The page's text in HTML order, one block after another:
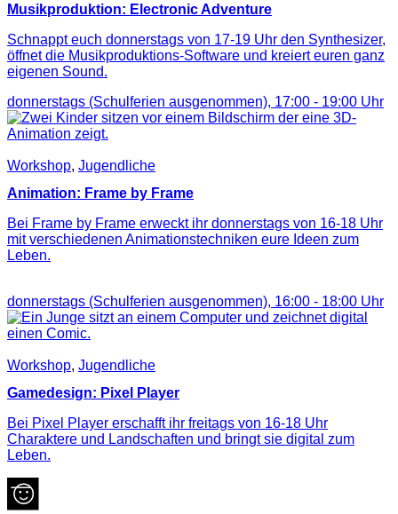
Musikproduktion: Electronic Adventure
Schnappt euch donnerstags von 17-19 Uhr den Synthesizer,
öffnet die Musikproduktions-Software und kreiert euren ganz
eigenen Sound.
donnerstags (Schulferien ausgenommen), 17:00 - 19:00 Uhr
Workshop, Jugendliche
Animation: Frame by Frame
Bei Frame by Frame erweckt ihr donnerstags von 16-18 Uhr
mit verschiedenen Animationstechniken eure Ideen zum
Leben.
donnerstags (Schulferien ausgenommen), 16:00 - 18:00 Uhr
Workshop, Jugendliche
Gamedesign: Pixel Player
Bei Pixel Player erschafft ihr freitags von 16-18 Uhr
Charaktere und Landschaften und bringt sie digital zum
Leben.